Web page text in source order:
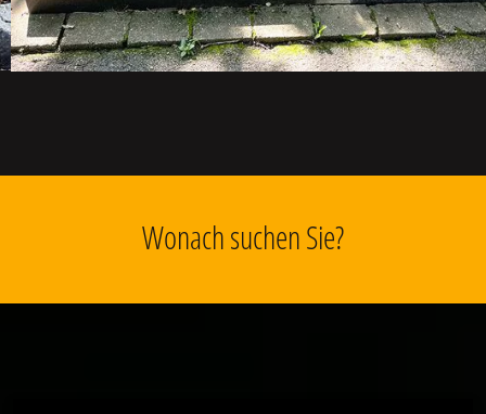
Wonach suchen Sie?